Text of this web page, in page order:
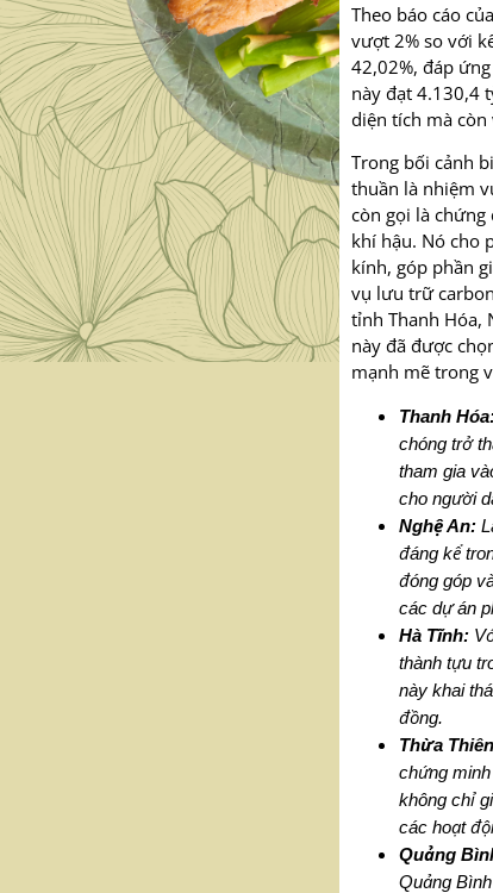
Theo báo cáo
vượt 2% so với
42,02%, đáp
này đạt 4.130,4
diện tích mà
Trong bối cảnh
thuần là nhiệm
còn gọi là
khí hậu. Nó cho
kính, góp phần
vụ lưu trữ
tỉnh Thanh Hóa,
này đã được
mạnh mẽ trong
Thanh
chóng trở
tham gia
cho người
Nghệ An:
đáng kể
đóng góp
các dự án
Hà Tĩnh:
thành tựu
này khai
đồng.
Thừa
chứng
không chỉ
các hoạt
Quảng
Quảng